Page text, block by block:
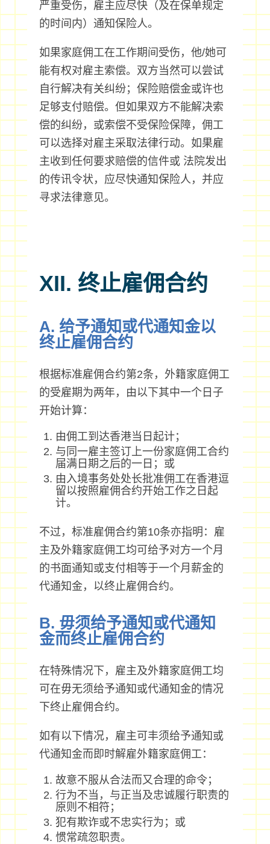
严重受伤，雇主应尽快（及在保单规定
的时间内）通知保险人。
如果家庭佣工在工作期间受伤，他/她可
能有权对雇主索偿。双方当然可以尝试
自行解决有关纠纷；保险赔偿金或许也
足够支付赔偿。但如果双方不能解决索
偿的纠纷，或索偿不受保险保障，佣工
可以选择对雇主采取法律行动。如果雇
主收到任何要求赔偿的信件或 法院发出
的传讯令状，应尽快通知保险人，并应
寻求法律意见。
XII. 终止雇佣合约
A. 给予通知或代通知金以
终止雇佣合约
根据标准雇佣合约第2条，外籍家庭佣工
的受雇期为两年，由以下其中一个日子
开始计算：
由佣工到达香港当日起计；
与同一雇主签订上一份家庭佣工合约
届满日期之后的一日；或
由入境事务处处长批准佣工在香港逗
留以按照雇佣合约开始工作之日起
计。
不过，标准雇佣合约第10条亦指明：雇
主及外籍家庭佣工均可给予对方一个月
的书面通知或支付相等于一个月薪金的
代通知金，以终止雇佣合约。
B. 毋须给予通知或代通知
金而终止雇佣合约
在特殊情况下，雇主及外籍家庭佣工均
可在毋无须给予通知或代通知金的情况
下终止雇佣合约。
如有以下情况，雇主可丰须给予通知或
代通知金而即时解雇外籍家庭佣工：
故意不服从合法而又合理的命令；
行为不当，与正当及忠诚履行职责的
原则不相符；
犯有欺诈或不忠实行为；或
惯常疏忽职责。